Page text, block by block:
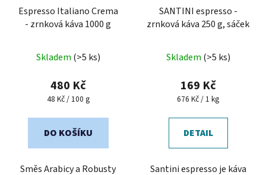
Espresso Italiano Crema
- zrnková káva 1000 g
Skladem (>5 ks)
480 Kč
Měrná
48 Kč / 100 g
DO KOŠÍKU
Směs Arabicy a Robusty
SANTINI espresso -
zrnková káva 250 g, sáček
hodnocení
produktu
je
z
Skladem (>5 ks)
169 Kč
Měrná
676 Kč / 1 kg
DETAIL
Santini espresso je káva